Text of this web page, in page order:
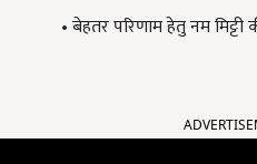
• बेहतर परिणाम हेतु नम मिट्टी